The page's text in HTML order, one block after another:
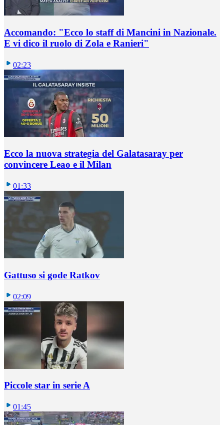
Accomando: "Ecco lo staff di Mancini in Nazionale.
E vi dico il ruolo di Zola e Ranieri"
02:23
Ecco la nuova strategia del Galatasaray per
convincere Leao e il Milan
01:33
Gattuso si gode Ratkov
02:09
Piccole star in serie A
01:45